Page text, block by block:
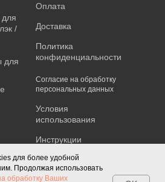
Согласие на обработку
персональных данных
для
/
для
Оплата
Доставка
Политика
конфиденциальности
Условия
использования
Инструкции
для более удобной
Продолжая использовать
обработку Ваших